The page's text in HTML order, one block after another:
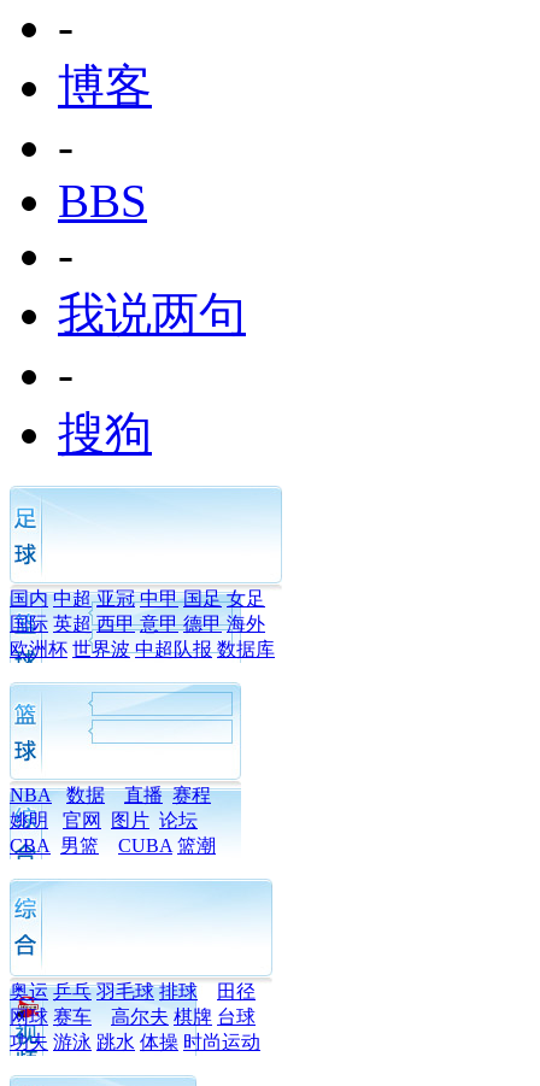
-
博客
-
BBS
-
我说两句
-
搜狗
国内 中超 亚冠 中甲 国足 女足
国际 英超 西甲 意甲 德甲 海外
欧洲杯 世界波 中超队报 数据库
NBA 数据 直播 赛程
姚明
官网 图片 论坛
CBA
男篮 CUBA 篮潮
奥运 乒乓 羽毛球 排球
田径
网球 赛车 高尔夫 棋牌 台球
功夫 游泳 跳水 体操 时尚运动